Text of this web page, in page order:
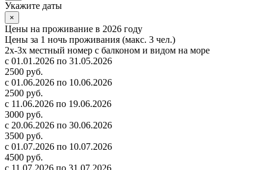
Укажите даты
×
Цены на проживание в 2026 году
Цены за 1 ночь проживания (макс. 3 чел.)
2х-3х местный номер с балконом и видом на море
с 01.01.2026 по 31.05.2026
2500 руб.
с 01.06.2026 по 10.06.2026
2500 руб.
с 11.06.2026 по 19.06.2026
3000 руб.
с 20.06.2026 по 30.06.2026
3500 руб.
с 01.07.2026 по 10.07.2026
4500 руб.